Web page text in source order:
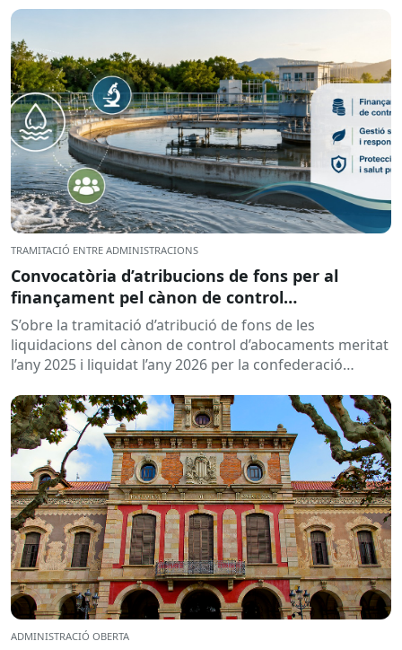
TRAMITACIÓ ENTRE ADMINISTRACIONS
Convocatòria d’atribucions de fons per al
finançament pel cànon de control
d’abocaments meritat l’any 2025 i liquidat l’any
2026
S’obre la tramitació d’atribució de fons de les
liquidacions del cànon de control d’abocaments meritat
l’any 2025 i liquidat l’any 2026 per la confederació
ADMINISTRACIÓ OBERTA